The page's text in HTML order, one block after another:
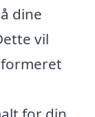
dine
vil